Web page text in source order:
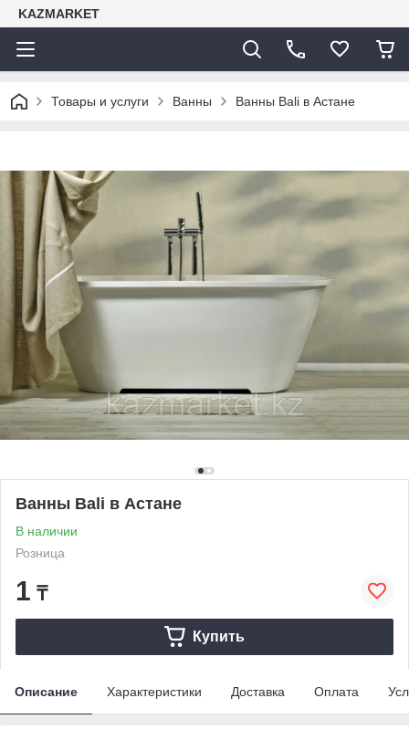
KAZMARKET
Товары и услуги Ванны Ванны Bali в Астане
Ванны Bali в Астане
В наличии
Розница
1 ₸
Купить
Описание Характеристики Доставка Оплата